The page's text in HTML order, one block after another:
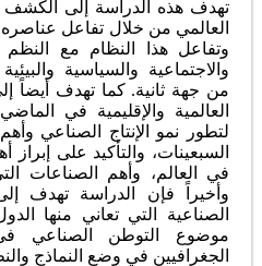
تهدف هذه الدراسة إلى الكشف
العالمي من خلال تفاعل
وتفاعل هذا النظام مع النظم
والاجتماعية والسياسية
من جهة ثانية. كما تهدف أيضاً
العالمية والإقليمية في
لتطور نمو الإنتاج الصناعي
السبعينات، والتأكيد على إبراز
في العالم، وأهم الصناعات
وأخيراً فإن الدراسة تهدف
الصناعية التي تعاني منها
موضوع التوطن
الجغرافيين في وضع النماذج